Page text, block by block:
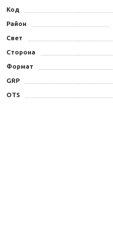
Код
Район
Свет
Сторона
Формат
GRP
OTS